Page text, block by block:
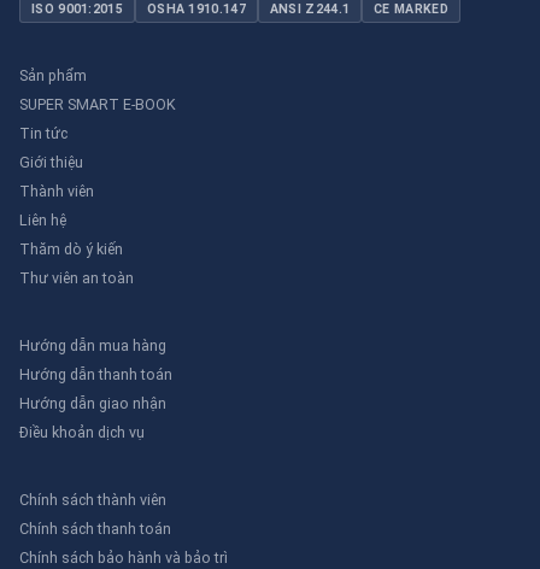
ISO 9001:2015 OSHA 1910.147 ANSI Z244.1 CE MARKED
Sản phẩm
SUPER SMART E-BOOK
Tin tức
Giới thiệu
Thành viên
Liên hệ
Thăm dò ý kiến
Thư viên an toàn
Hướng dẫn mua hàng
Hướng dẫn thanh toán
Hướng dẫn giao nhận
Điều khoản dịch vụ
Chính sách thành viên
Chính sách thanh toán
Chính sách bảo hành và bảo trì